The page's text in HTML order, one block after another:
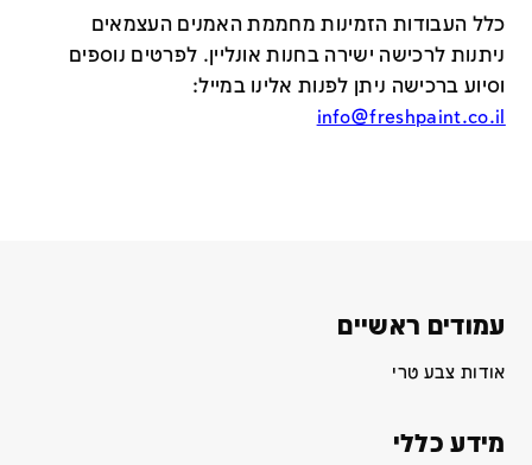
כלל העבודות הזמינות מחממת האמנים העצמאים
ניתנות לרכישה ישירה בחנות אונליין . לפרטים נוספים
וסיוע ברכישה ניתן לפנות אלינו במייל:
info@freshpaint.co.il
עמודים ראשיים
אודות צבע טרי
מידע כללי